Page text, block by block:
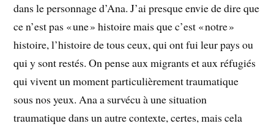
dans le personnage d’Ana. J’ai presque envie de dire que
ce n’est pas « une » histoire mais que c’est « notre »
histoire, l’histoire de tous ceux, qui ont fui leur pays ou
qui y sont restés. On pense aux migrants et aux réfugiés
qui vivent un moment particulièrement traumatique
sous nos yeux. Ana a survécu à une situation
traumatique dans un autre contexte, certes, mais cela